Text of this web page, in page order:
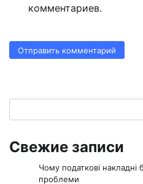
комментариев.
Свежие записи
Чому податкові накладні
проблеми